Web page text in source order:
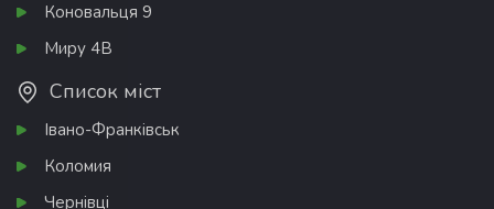
Коновальця 9
Миру 4В
Список міст
Івано-Франківськ
Коломия
Чернівці